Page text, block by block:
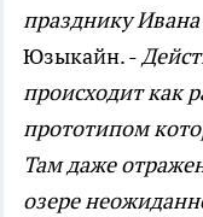
празднику
Юзыкайн. -
происходит как
прототипом
Там даже
озере